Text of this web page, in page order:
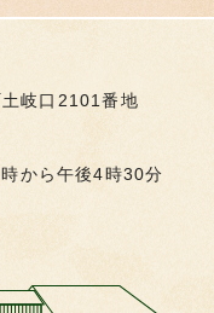
岐口2101番地
から午後4時30分